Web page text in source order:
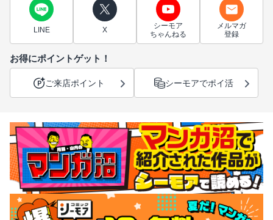
LINE X
シーモア
ちゃんねる
メルマガ
登録
お得にポイントゲット！
ご来店ポイント シーモアでポイ活